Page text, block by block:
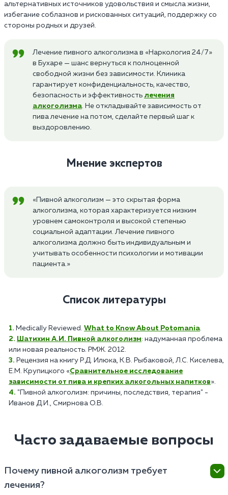
альтернативных источников удовольствия и смысла жизни,
избегание соблазнов и рискованных ситуаций, поддержку со
стороны родных и друзей.
Лечение пивного алкоголизма в «Наркология 24/7»
в Бухаре — шанс вернуться к полноценной
свободной жизни без зависимости. Клиника
гарантирует конфиденциальность, качество,
безопасность и эффективность лечения
алкоголизма. Не откладывайте зависимость от
пива лечение на потом, сделайте первый шаг к
выздоровлению.
Мнение экспертов
«Пивной алкоголизм — это скрытая форма
алкоголизма, которая характеризуется низким
уровнем самоконтроля и высокой степенью
социальной адаптации. Лечение пивного
алкоголизма должно быть индивидуальным и
учитывать особенности психологии и мотивации
пациента.»
Список литературы
Medically Reviewed. What to Know About Potomania.
Шатихин А.И. Пивной алкоголизм: надуманная проблема
или новая реальность. РМЖ. 2012.
Рецензия на книгу Р.Д. Илюка, К.В. Рыбаковой, Л.С. Киселева,
Е.М. Крупицкого «Сравнительное исследование
зависимости от пива и крепких алкогольных напитков».
"Пивной алкоголизм: причины, последствия, терапия" -
Иванов Д.И., Смирнова О.В.
Часто задаваемые вопросы
Почему пивной алкоголизм требует
лечения?